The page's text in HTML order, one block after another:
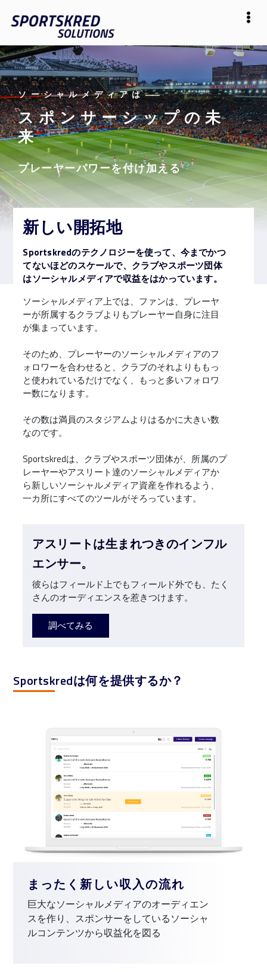
ソーシャルメディアは——
スポンサーシップの未
来
プレーヤーパワーを付け加える
新しい開拓地
Sportskredのテクノロジーを使って、今までかつ
てないほどのスケールで、クラブやスポーツ団体
はソーシャルメディアで収益をはかっています。
ソーシャルメディア上では、ファンは、プレーヤ
ーが所属するクラブよりもプレーヤー自身に注目
が集まっています。
そのため、プレーヤーのソーシャルメディアのフ
ォロワーを合わせると、クラブのそれよりももっ
と使われているだけでなく、もっと多いフォロワ
ー数になります。
その数は満員のスタジアムよりはるかに大きい数
なのです。
Sportskredは、クラブやスポーツ団体が、所属のプ
レーヤーやアスリート達のソーシャルメディアか
ら新しいソーシャルメディア資産を作れるよう、
一カ所にすべてのツールがそろっています。
アスリートは生まれつきのインフル
エンサー。
彼らはフィールド上でもフィールド外でも、たく
さんのオーディエンスを惹きつけます。
調べてみる
Sportskredは何を提供するか？
まったく新しい収入の流れ
巨大なソーシャルメディアのオーディエン
スを作り、スポンサーをしているソーシャ
ルコンテンツから収益化を図る